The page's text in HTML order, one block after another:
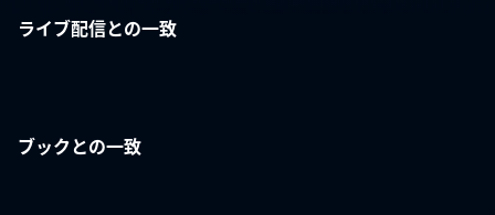
ライブ配信との一致
ブックとの一致